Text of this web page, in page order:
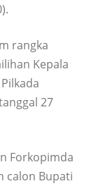
rangka
Kepala
27
Forkopimda
calon Bupati